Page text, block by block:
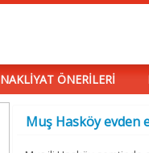
NAKLİYAT ÖNERİLERİ
Muş Hasköy evden